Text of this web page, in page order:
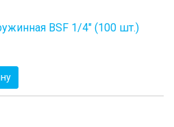
BSF 1/4" (100 шт.)